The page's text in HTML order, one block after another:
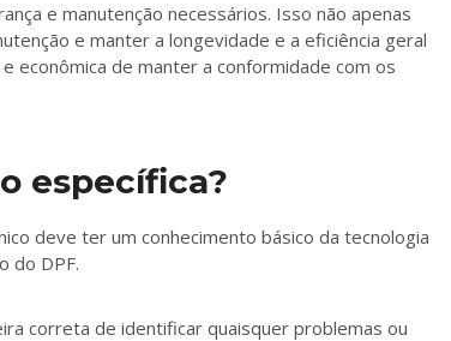
e manutenção necessários. Isso não apenas
e manter a longevidade e a eficiência geral
econômica de manter a conformidade com os
específica?
deve ter um conhecimento básico da tecnologia
do DPF.
correta de identificar quaisquer problemas ou